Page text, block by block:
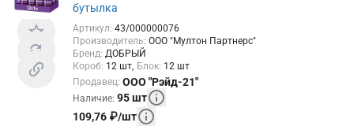
бутылка
Артикул: 43/000000076
Производитель: ООО "Мултон Партнерс"
Бренд: ДОБРЫЙ
Короб: 12 шт Блок: 12 шт
Продавец: ООО "Рэйд-21"
Наличие: 95шт
109,76 ₽/шт